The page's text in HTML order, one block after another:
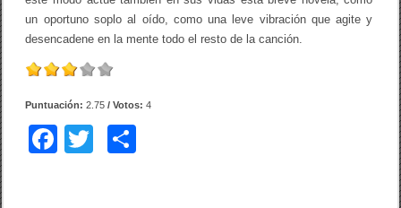
un oportuno soplo al oído, como una leve vibración que agite y
desencadene en la mente todo el resto de la canción.
Puntuación:2.75 / Votos:4
F